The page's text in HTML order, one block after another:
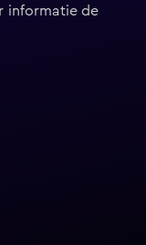
informatie de